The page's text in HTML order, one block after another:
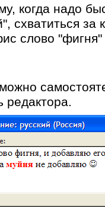
когда надо
схватиться за
слово "фигня"
редактора.